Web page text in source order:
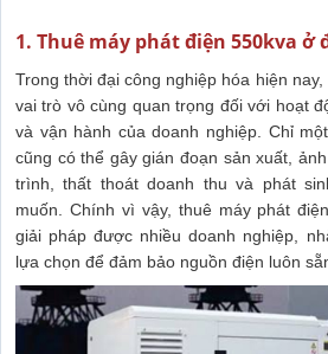
1. Thuê máy phát điện 550kva ở
Trong thời đại công nghiệp hóa hiện
vai trò vô cùng quan trọng đối với hoạt
và vận hành của doanh nghiệp. Chỉ
cũng có thể gây gián đoạn sản xuất,
trình, thất thoát doanh thu và phát
muốn. Chính vì vậy, thuê máy phát
giải pháp được nhiều doanh nghiệp,
lựa chọn để đảm bảo nguồn điện luôn